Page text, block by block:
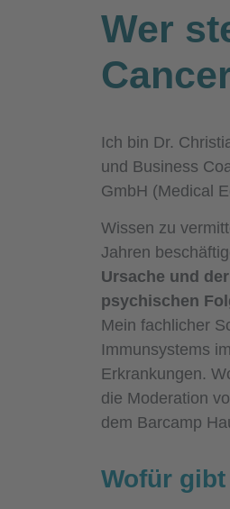
Wer
Ich bin Dr.
und Business
GmbH (Medical
Wissen zu
Jahren
Ursache und
psychischen
Mein fachlicher
Immunsystems
Erkrankungen.
die Moderation
dem Barcamp
Wofür